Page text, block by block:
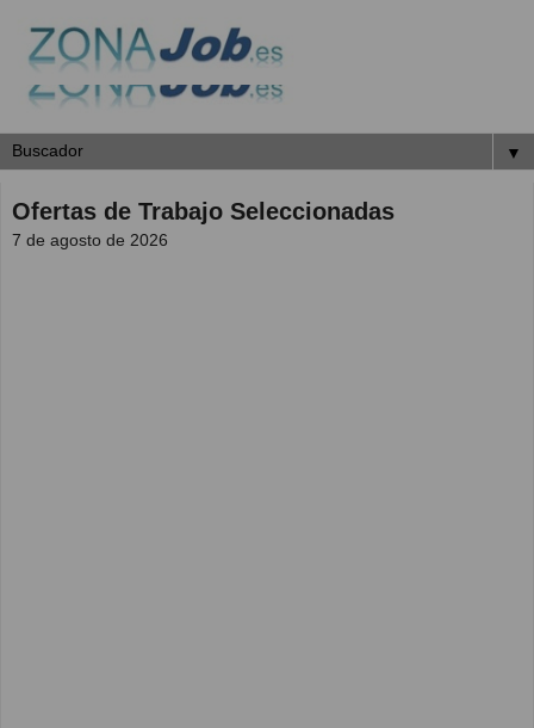
▼
Ofertas de Trabajo Seleccionadas
7 de agosto de 2026